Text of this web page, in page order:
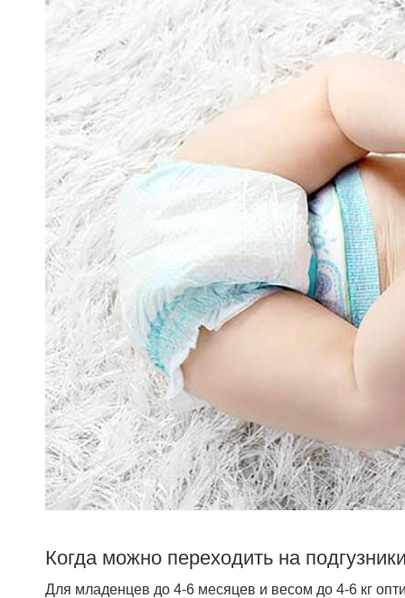
Когда можно переходить на
Для младенцев до 4-6 месяцев и весом до 4-6 кг